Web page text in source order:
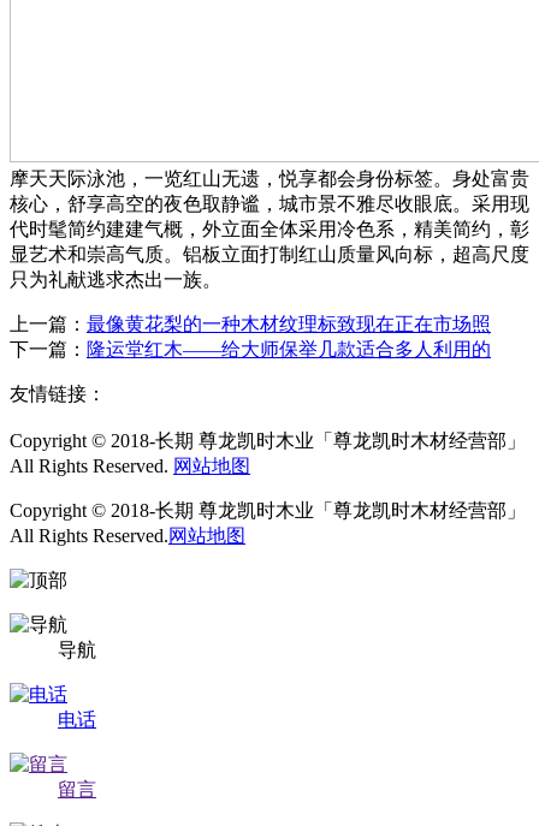
摩天天际泳池，一览红山无遗，悦享都会身份标签。身处富贵
核心，舒享高空的夜色取静谧，城市景不雅尽收眼底。采用现
代时髦简约建建气概，外立面全体采用冷色系，精美简约，彰
显艺术和崇高气质。铝板立面打制红山质量风向标，超高尺度
只为礼献逃求杰出一族。
上一篇： 最像黄花梨的一种木材纹理标致现在正在市场照
下一篇： 隆运堂红木——给大师保举几款适合多人利用的
友情链接：
Copyright © 2018-长期 尊龙凯时木业「尊龙凯时木材经营部」
All Rights Reserved. 网站地图
Copyright © 2018-长期 尊龙凯时木业「尊龙凯时木材经营部」
All Rights Reserved.网站地图
导航
电话
留言